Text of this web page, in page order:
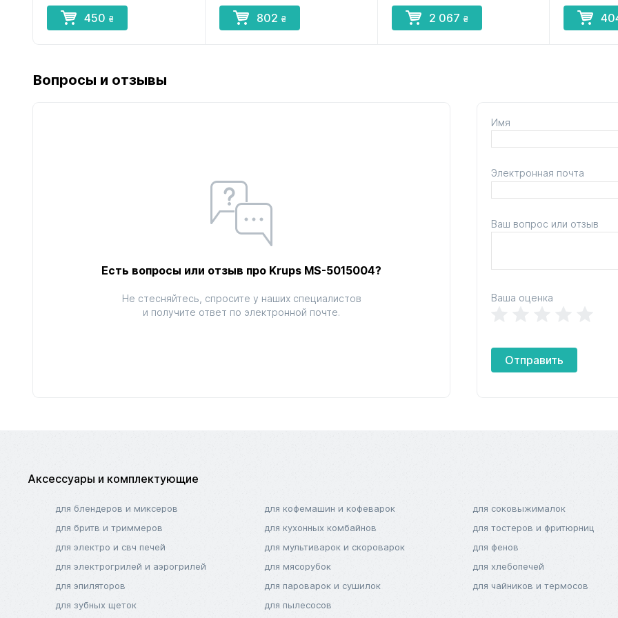
450 ₴ 802 ₴ 2 067 ₴
Вопросы и отзывы
Есть вопросы или отзыв про Krups MS-5015004?
Не стесняйтесь, спросите у наших специалистов
и получите ответ по электронной почте.
Имя
Электронная почта
Ваш вопрос или отзыв
Ваша оценка
Отправить
Аксессуары и комплектующие
для блендеров и миксеров
для бритв и триммеров
для электро и свч печей
для электрогрилей и аэрогрилей
для эпиляторов
для зубных щеток
для кофемашин и кофеварок
для кухонных комбайнов
для мультиварок и скороварок
для мясорубок
для пароварок и сушилок
для пылесосов
для соковыжималок
для тостеров и фритюрниц
для фенов
для хлебопечей
для чайников и термосов